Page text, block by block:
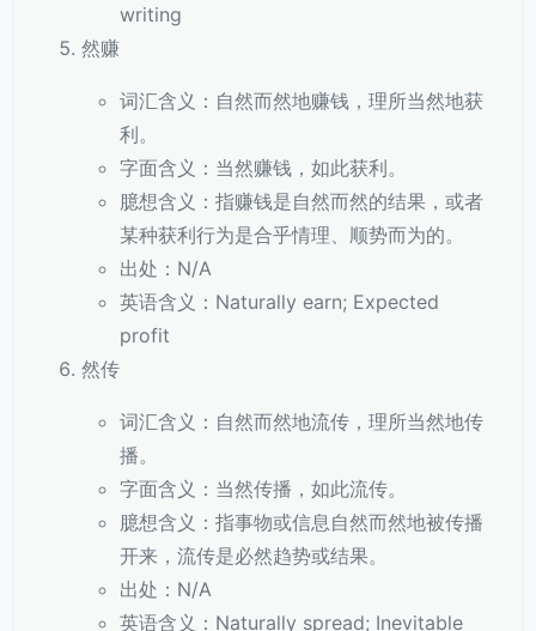
writing
然赚
词汇含义：自然而然地赚钱，理所当然地获
利。
字面含义：当然赚钱，如此获利。
臆想含义：指赚钱是自然而然的结果，或者
某种获利行为是合乎情理、顺势而为的。
出处：N/A
英语含义：Naturally earn; Expected
profit
然传
词汇含义：自然而然地流传，理所当然地传
播。
字面含义：当然传播，如此流传。
臆想含义：指事物或信息自然而然地被传播
开来，流传是必然趋势或结果。
出处：N/A
英语含义：Naturally spread; Inevitable